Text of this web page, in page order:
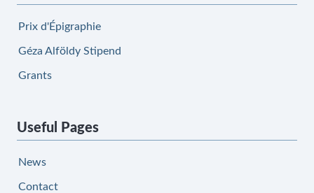
Prix d'Épigraphie
Géza Alföldy Stipend
Grants
Useful Pages
News
Contact